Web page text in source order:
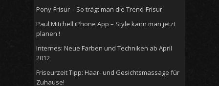
Pony-Frisur – So trägt man die Trend-Frisur
Paul Mitchell iPhone App – Style kann man jetzt
planen !
Internes: Neue Farben und Techniken ab April
2012
Friseurzeit Tipp: Haar- und Gesichtsmassage für
Zuhause!